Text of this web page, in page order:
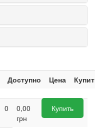
Доступно Цена
0
0,00
грн
Купить